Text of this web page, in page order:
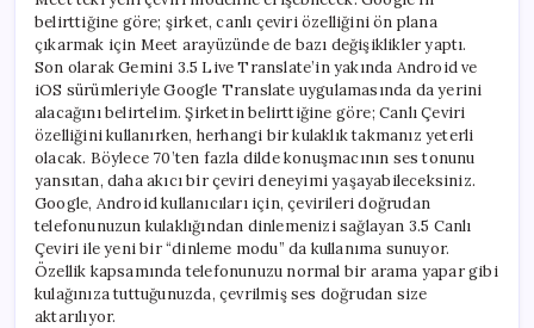
belirttiğine göre; şirket, canlı çeviri özelliğini ön plana
çıkarmak için Meet arayüzünde de bazı değişiklikler yaptı.
Son olarak Gemini 3.5 Live Translate’in yakında Android ve
iOS sürümleriyle Google Translate uygulamasında da yerini
alacağını belirtelim. Şirketin belirttiğine göre; Canlı Çeviri
özelliğini kullanırken, herhangi bir kulaklık takmanız yeterli
olacak. Böylece 70’ten fazla dilde konuşmacının ses tonunu
yansıtan, daha akıcı bir çeviri deneyimi yaşayabileceksiniz.
Google, Android kullanıcıları için, çevirileri doğrudan
telefonunuzun kulaklığından dinlemenizi sağlayan 3.5 Canlı
Çeviri ile yeni bir “dinleme modu” da kullanıma sunuyor.
Özellik kapsamında telefonunuzu normal bir arama yapar gibi
kulağınıza tuttuğunuzda, çevrilmiş ses doğrudan size
aktarılıyor.